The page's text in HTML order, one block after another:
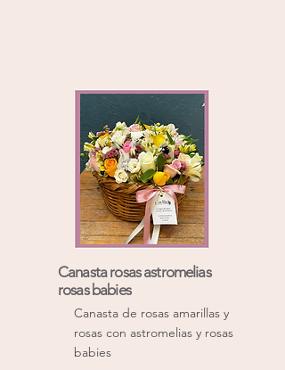
Canasta rosas astromelias
rosas babies
Canasta de rosas amarillas y
rosas con astromelias y rosas
babies